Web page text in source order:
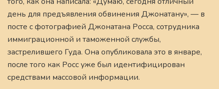
день для предъявления обвинения Джонатану», — в
посте с фотографией Джонатана Росса, сотрудника
иммиграционной и таможенной службы,
застрелившего Гуда. Она опубликовала это в январе,
после того как Росс уже был идентифицирован
средствами массовой информации.